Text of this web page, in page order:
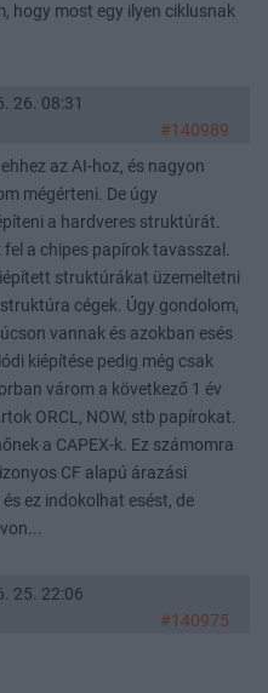
hogy most egy ilyen ciklusnak
26. 08:31
#140989
az AI-hoz, és nagyon
mégérteni. De úgy
a hardveres struktúrát.
a chipes papírok tavasszal.
struktúrákat üzemeltetni
cégek. Úgy gondolom,
vannak és azokban esés
kiépítése pedig még csak
várom a következő 1 év
ORCL, NOW, stb papírokat.
a CAPEX-k. Ez számomra
CF alapú árazási
ez indokolhat esést, de
25. 22:06
#140975